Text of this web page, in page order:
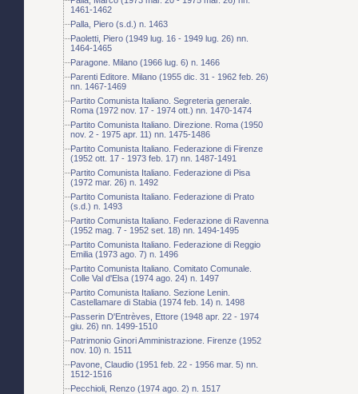
1461-1462
Palla, Piero (s.d.) n. 1463
Paoletti, Piero (1949 lug. 16 - 1949 lug. 26) nn.
1464-1465
Paragone. Milano (1966 lug. 6) n. 1466
Parenti Editore. Milano (1955 dic. 31 - 1962 feb. 26)
nn. 1467-1469
Partito Comunista Italiano. Segreteria generale.
Roma (1972 nov. 17 - 1974 ott.) nn. 1470-1474
Partito Comunista Italiano. Direzione. Roma (1950
nov. 2 - 1975 apr. 11) nn. 1475-1486
Partito Comunista Italiano. Federazione di Firenze
(1952 ott. 17 - 1973 feb. 17) nn. 1487-1491
Partito Comunista Italiano. Federazione di Pisa
(1972 mar. 26) n. 1492
Partito Comunista Italiano. Federazione di Prato
(s.d.) n. 1493
Partito Comunista Italiano. Federazione di Ravenna
(1952 mag. 7 - 1952 set. 18) nn. 1494-1495
Partito Comunista Italiano. Federazione di Reggio
Emilia (1973 ago. 7) n. 1496
Partito Comunista Italiano. Comitato Comunale.
Colle Val d'Elsa (1974 ago. 24) n. 1497
Partito Comunista Italiano. Sezione Lenin.
Castellamare di Stabia (1974 feb. 14) n. 1498
Passerin D'Entrèves, Ettore (1948 apr. 22 - 1974
giu. 26) nn. 1499-1510
Patrimonio Ginori Amministrazione. Firenze (1952
nov. 10) n. 1511
Pavone, Claudio (1951 feb. 22 - 1956 mar. 5) nn.
1512-1516
Pecchioli, Renzo (1974 ago. 2) n. 1517